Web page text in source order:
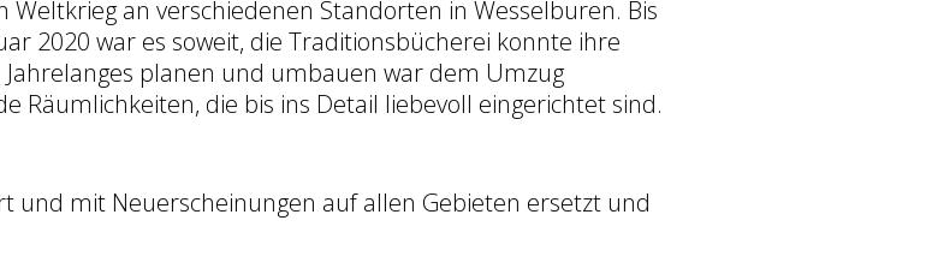
an verschiedenen Standorten in Wesselburen. Bis
2020 war es soweit, die Traditionsbücherei konnte ihre
planen und umbauen war dem Umzug
Räumlichkeiten, die bis ins Detail liebevoll eingerichtet sind.
mit Neuerscheinungen auf allen Gebieten ersetzt und